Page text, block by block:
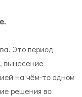
Это период
вынесение
на чём-то одном
решения во